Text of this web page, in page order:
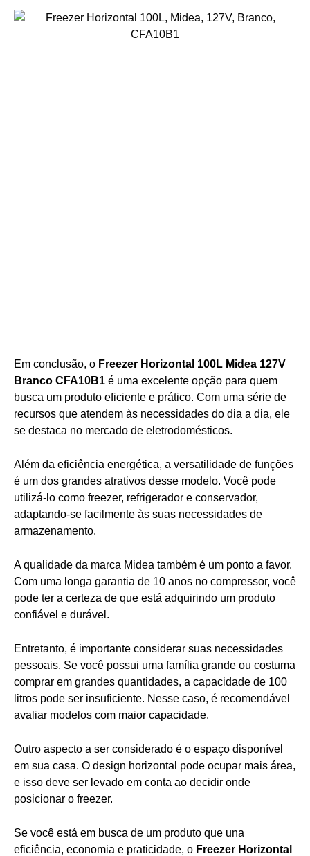
Em conclusão, o Freezer Horizontal 100L Midea 127V
Branco CFA10B1 é uma excelente opção para quem
busca um produto eficiente e prático. Com uma série de
recursos que atendem às necessidades do dia a dia, ele
se destaca no mercado de eletrodomésticos.
Além da eficiência energética, a versatilidade de funções
é um dos grandes atrativos desse modelo. Você pode
utilizá-lo como freezer, refrigerador e conservador,
adaptando-se facilmente às suas necessidades de
armazenamento.
A qualidade da marca Midea também é um ponto a favor.
Com uma longa garantia de 10 anos no compressor, você
pode ter a certeza de que está adquirindo um produto
confiável e durável.
Entretanto, é importante considerar suas necessidades
pessoais. Se você possui uma família grande ou costuma
comprar em grandes quantidades, a capacidade de 100
litros pode ser insuficiente. Nesse caso, é recomendável
avaliar modelos com maior capacidade.
Outro aspecto a ser considerado é o espaço disponível
em sua casa. O design horizontal pode ocupar mais área,
e isso deve ser levado em conta ao decidir onde
posicionar o freezer.
Se você está em busca de um produto que una
eficiência, economia e praticidade, o Freezer Horizontal